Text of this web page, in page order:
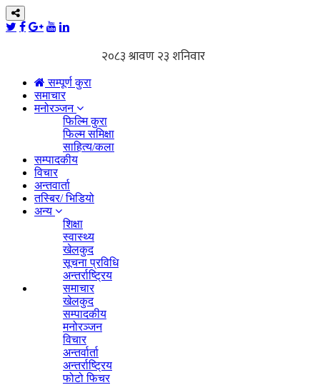
सम्पूर्ण कुरा
समाचार
मनोरञ्जन
फिल्मि कुरा
फिल्म समिक्षा
साहित्य/कला
सम्पादकीय
विचार
अन्तवार्ता
तस्बिर/ भिडियो
अन्य
शिक्षा
स्वास्थ्य
खेलकुद
सूचना प्रविधि
अन्तर्राष्ट्रिय
समाचार
खेलकुद
सम्पादकीय
मनोरञ्जन
विचार
अन्तर्वार्ता
अन्तर्राष्ट्रिय
फोटो फिचर